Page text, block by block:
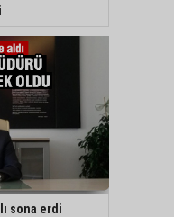
sona erdi